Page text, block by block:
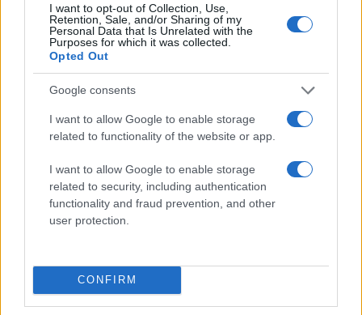
I want to opt-out of Collection, Use,
Retention, Sale, and/or Sharing of my
Personal Data that Is Unrelated with the
Purposes for which it was collected.
Opted Out
Google consents
I want to allow Google to enable storage
related to functionality of the website or app.
I want to allow Google to enable storage
related to security, including authentication
functionality and fraud prevention, and other
user protection.
CONFIRM
25 czerwca 2026